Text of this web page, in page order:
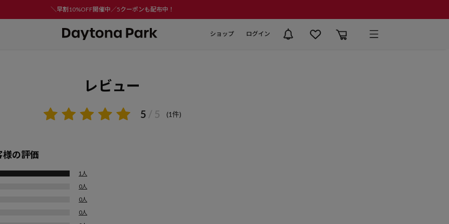
＼早割10%OFF開催中／5クーポンも配布中！
ショップ ログイン
レビュー
5 / 5 (1件)
様の評価
1人
0人
0人
0人